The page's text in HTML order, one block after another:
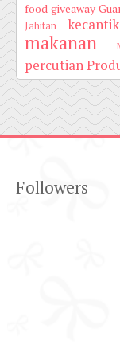
food giveaway
Jahitan
makanan
percutian
Followers